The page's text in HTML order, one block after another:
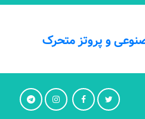
و پروتز متحرک